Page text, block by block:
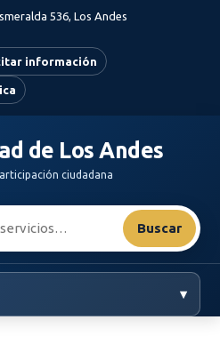
536, Los Andes
información
de Los Andes
ciudadana
Buscar
▾